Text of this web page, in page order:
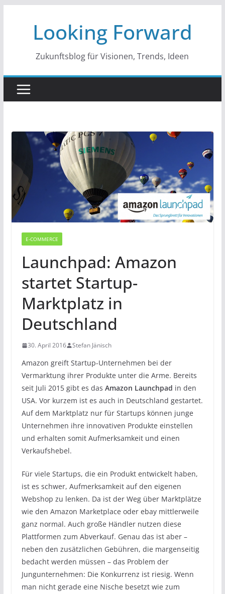
springenLooking Forward
Zukunftsblog für Visionen, Trends, Ideen
E-COMMERCE
Launchpad: Amazon
startet Startup-
Marktplatz in
Deutschland
30. April 2016 Stefan Jänisch
Amazon greift Startup-Unternehmen bei der
Vermarktung ihrer Produkte unter die Arme. Bereits
seit Juli 2015 gibt es das Amazon Launchpad in den
USA. Vor kurzem ist es auch in Deutschland gestartet.
Auf dem Marktplatz nur für Startups können junge
Unternehmen ihre innovativen Produkte einstellen
und erhalten somit Aufmerksamkeit und einen
Verkaufshebel.
Für viele Startups, die ein Produkt entwickelt haben,
ist es schwer, Aufmerksamkeit auf den eigenen
Webshop zu lenken. Da ist der Weg über Marktplätze
wie den Amazon Marketplace oder ebay mittlerweile
ganz normal. Auch große Händler nutzen diese
Plattformen zum Abverkauf. Genau das ist aber –
neben den zusätzlichen Gebühren, die margenseitig
bedacht werden müssen – das Problem der
Jungunternehmen: Die Konkurrenz ist riesig. Wenn
man nicht gerade eine Nische besetzt wie zum